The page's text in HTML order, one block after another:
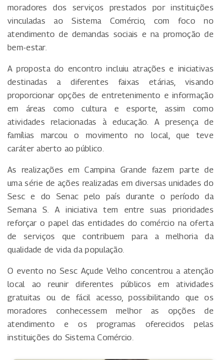
moradores dos serviços prestados por instituições
vinculadas ao Sistema Comércio, com foco no
atendimento de demandas sociais e na promoção de
bem-estar.
A proposta do encontro incluiu atrações e iniciativas
destinadas a diferentes faixas etárias, visando
proporcionar opções de entretenimento e informação
em áreas como cultura e esporte, assim como
atividades relacionadas à educação. A presença de
famílias marcou o movimento no local, que teve
caráter aberto ao público.
As realizações em Campina Grande fazem parte de
uma série de ações realizadas em diversas unidades do
Sesc e do Senac pelo país durante o período da
Semana S. A iniciativa tem entre suas prioridades
reforçar o papel das entidades do comércio na oferta
de serviços que contribuem para a melhoria da
qualidade de vida da população.
O evento no Sesc Açude Velho concentrou a atenção
local ao reunir diferentes públicos em atividades
gratuitas ou de fácil acesso, possibilitando que os
moradores conhecessem melhor as opções de
atendimento e os programas oferecidos pelas
instituições do Sistema Comércio.